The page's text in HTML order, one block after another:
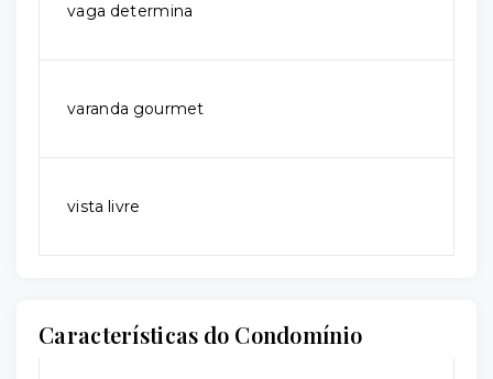
vaga determina
varanda gourmet
vista livre
Características do Condomínio